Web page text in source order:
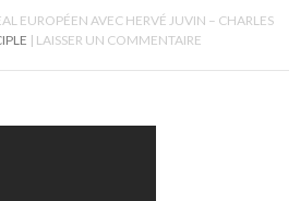
EUROPÉEN AVEC HERVÉ JUVIN – CHARLES
LAISSER UN COMMENTAIRE